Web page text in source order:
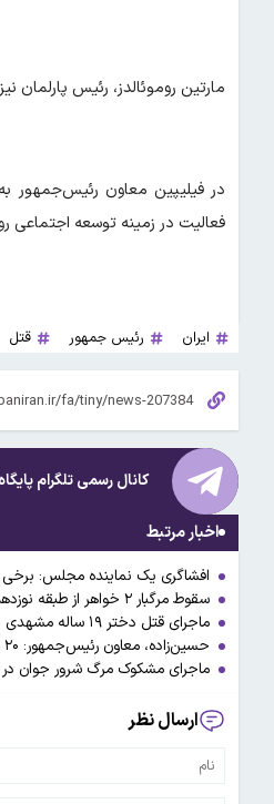
مارتین روموئالدز، رئیس
در فیلیپین معاون رئیس‌جمهور
فعالیت در زمینه توسعه اجتماعی
ایران رئیس جمهور قتل
کانال رسمی تلگرام
اخبار مرتبط
افشاگری یک نماینده مجلس: برخی
سقوط مرگبار ۲ خواهر از طبقه نوزدهم برجی در شرق تهران/ دستگیری ۲ پسر جوان به اتهام قتل و رابطه پنهانی
ماجرای قتل دختر ۱۹ ساله مشهدی در باشگاه زیرزمینی بوکس
حسین‌زاده، معاون رئیس‌جمهور: ۲۰ میلیون نفر از جمعیت ما حاشیه نشین هستند، حدود ۳ درصد از این جامعه دچار فقر حاد هستند
ماجرای مشکوک مرگ شرور جوان در
ارسال نظر